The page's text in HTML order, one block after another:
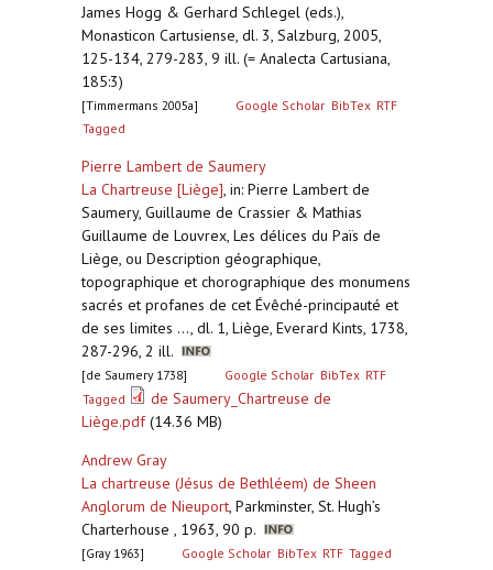
James Hogg & Gerhard Schlegel (eds.),
Monasticon Cartusiense, dl. 3, Salzburg, 2005,
125-134, 279-283, 9 ill. (= Analecta Cartusiana,
185:3)
[Timmermans 2005a] Google Scholar BibTex RTF
Tagged
Pierre Lambert de Saumery
La Chartreuse [Liège], in: Pierre Lambert de
Saumery, Guillaume de Crassier & Mathias
Guillaume de Louvrex, Les délices du Païs de
Liège, ou Description géographique,
topographique et chorographique des monumens
sacrés et profanes de cet Évêché-principauté et
de ses limites ..., dl. 1, Liège, Everard Kints, 1738,
287-296, 2 ill.
[de Saumery 1738] Google Scholar BibTex RTF
Tagged
de Saumery_Chartreuse de
Liège.pdf(14.36 MB)
Andrew Gray
La chartreuse (Jésus de Bethléem) de Sheen
Anglorum de Nieuport, Parkminster, St. Hugh’s
Charterhouse , 1963, 90 p.
[Gray 1963] Google Scholar BibTex RTF Tagged